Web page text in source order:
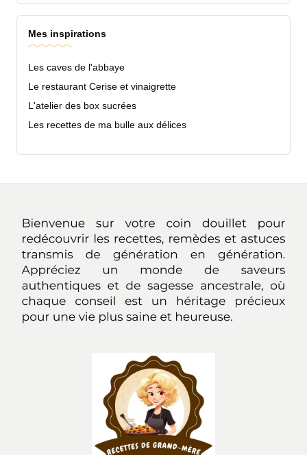
Mes inspirations
Les caves de l'abbaye
Le restaurant Cerise et vinaigrette
L'atelier des box sucrées
Les recettes de ma bulle aux délices